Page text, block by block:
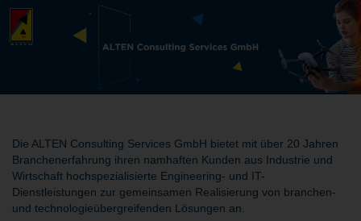
Die ALTEN Consulting Services GmbH bietet mit über 20 Jahren
Branchenerfahrung ihren namhaften Kunden aus Industrie und
Wirtschaft hochspezialisierte Engineering- und IT-
Dienstleistungen zur gemeinsamen Realisierung von branchen-
und technologieübergreifenden Lösungen an.